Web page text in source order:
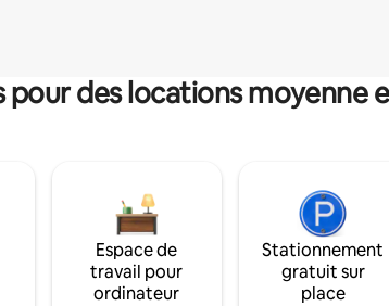
pour des locations moyenne
Espace de
travail pour
ordinateur
Stationnement
gratuit sur
place